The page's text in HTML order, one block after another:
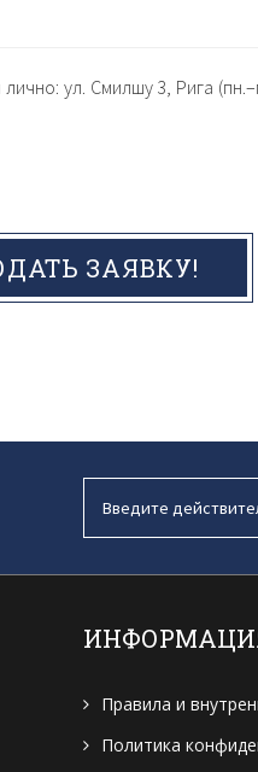
ул. Смилшу 3, Рига
ЗАЯВКУ!
Правила и
Политика